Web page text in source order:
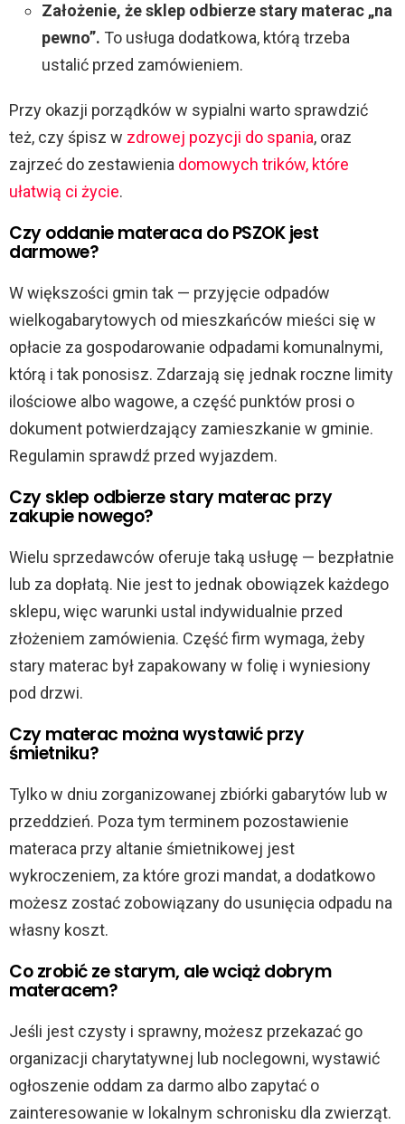
Założenie, że sklep odbierze stary materac „na
pewno”. To usługa dodatkowa, którą trzeba
ustalić przed zamówieniem.
Przy okazji porządków w sypialni warto sprawdzić
też, czy śpisz w zdrowej pozycji do spania, oraz
zajrzeć do zestawienia domowych trików, które
ułatwią ci życie.
Czy oddanie materaca do PSZOK jest
darmowe?
W większości gmin tak — przyjęcie odpadów
wielkogabarytowych od mieszkańców mieści się w
opłacie za gospodarowanie odpadami komunalnymi,
którą i tak ponosisz. Zdarzają się jednak roczne limity
ilościowe albo wagowe, a część punktów prosi o
dokument potwierdzający zamieszkanie w gminie.
Regulamin sprawdź przed wyjazdem.
Czy sklep odbierze stary materac przy
zakupie nowego?
Wielu sprzedawców oferuje taką usługę — bezpłatnie
lub za dopłatą. Nie jest to jednak obowiązek każdego
sklepu, więc warunki ustal indywidualnie przed
złożeniem zamówienia. Część firm wymaga, żeby
stary materac był zapakowany w folię i wyniesiony
pod drzwi.
Czy materac można wystawić przy
śmietniku?
Tylko w dniu zorganizowanej zbiórki gabarytów lub w
przeddzień. Poza tym terminem pozostawienie
materaca przy altanie śmietnikowej jest
wykroczeniem, za które grozi mandat, a dodatkowo
możesz zostać zobowiązany do usunięcia odpadu na
własny koszt.
Co zrobić ze starym, ale wciąż dobrym
materacem?
Jeśli jest czysty i sprawny, możesz przekazać go
organizacji charytatywnej lub noclegowni, wystawić
ogłoszenie oddam za darmo albo zapytać o
zainteresowanie w lokalnym schronisku dla zwierząt.